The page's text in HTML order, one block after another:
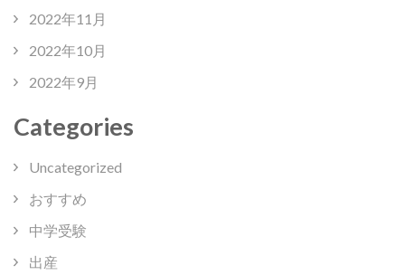
2022年11月
2022年10月
2022年9月
Categories
Uncategorized
おすすめ
中学受験
出産